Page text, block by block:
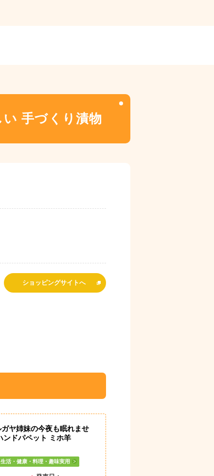
手づくり漬物
ショッピングサイトへ
ガヤ姉妹の今夜も眠れませ
ンドパペット ミホ羊
生活・健康・料理・趣味実用